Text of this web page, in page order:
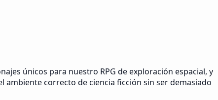
únicos para nuestro RPG de exploración espacial, y
correcto de ciencia ficción sin ser demasiado